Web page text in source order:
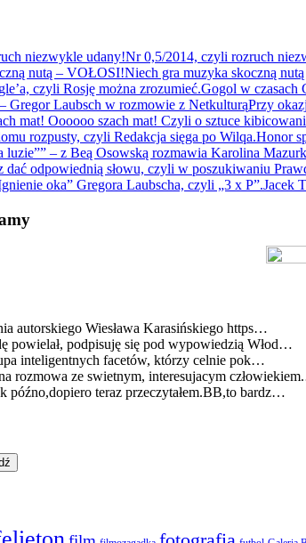
Nr 0,5/2014, czyli rozruch
Niech gra muzyka skoczną
Gogol w czasach
Przy
Honor
dać odpowiednią słowu, czyli w poszukiwaniu
Jacek
autorskiego Wiesława Karasińskiego https…
powielał, podpisuję się pod wypowiedzią Włod…
inteligentnych facetów, którzy celnie pok…
rozmowa ze swietnym, interesujacym
późno,dopiero teraz przeczytałem.BB,to bardz…